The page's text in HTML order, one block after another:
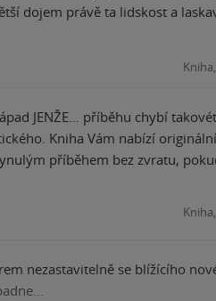
dojem právě ta lidskost a
JENŽE… příběhu chybí
nezastavitelně se blížícího